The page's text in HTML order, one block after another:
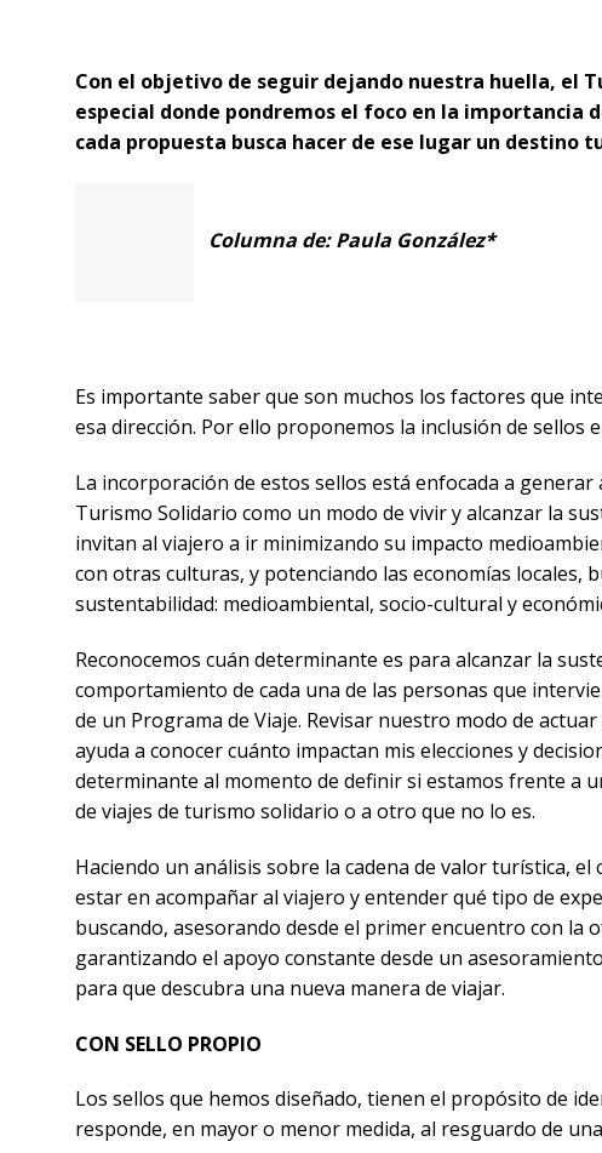
Con el objetivo de seguir dejando nuestra huella, el
especial donde pondremos el foco en la importancia
cada propuesta busca hacer de ese lugar un destino
Columna de: Paula González*
Es importante saber que son muchos los factores que
esa dirección. Por ello proponemos la inclusión de sellos
La incorporación de estos sellos está enfocada a
Turismo Solidario como un modo de vivir y alcanzar la
invitan al viajero a ir minimizando su impacto
con otras culturas, y potenciando las economías
sustentabilidad: medioambiental, socio-cultural y
Reconocemos cuán determinante es para alcanzar la
comportamiento de cada una de las personas que
de un Programa de Viaje. Revisar nuestro modo de
ayuda a conocer cuánto impactan mis elecciones y
determinante al momento de definir si estamos frente a
de viajes de turismo solidario o a otro que no lo es.
Haciendo un análisis sobre la cadena de valor turística, el
estar en acompañar al viajero y entender qué tipo de
buscando, asesorando desde el primer encuentro con la
garantizando el apoyo constante desde un
para que descubra una nueva manera de viajar.
CON SELLO PROPIO
Los sellos que hemos diseñado, tienen el propósito de
responde, en mayor o menor medida, al resguardo de